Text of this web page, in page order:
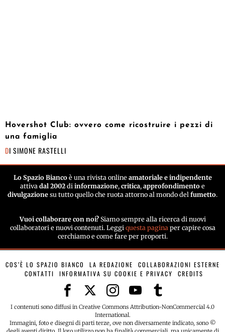
Hovershot Club: ovvero come ricostruire i pezzi di
una famiglia
DI SIMONE RASTELLI
Lo Spazio Biancoè una rivista online amatoriale e indipendente
attiva dal 2002 di informazione, critica, approfondimento e
divulgazione su tutto quello che ruota attorno al mondo del fumetto.
Vuoi collaborare con noi? Siamo sempre alla ricerca di nuovi
collaboratori e nuovi contenuti. Leggi questa pagina per capire cosa
cerchiamo e come fare per proporti.
COS’È LO SPAZIO BIANCO LA REDAZIONE
COLLABORAZIONI ESTERNE
CONTATTI
INFORMATIVA SU COOKIE E PRIVACY CREDITS
I contenuti sono diffusi in Creative Commons Attribution-NonCommercial 4.0
International.
Immagini, foto e disegni di parti terze, ove non diversamente indicato, sono ©